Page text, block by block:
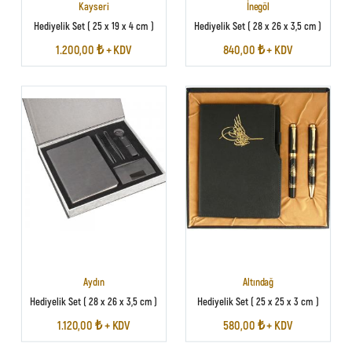
Kayseri
Hediyelik Set ( 25 x 19 x 4 cm )
1.200,00 ₺ + KDV
İnegöl
Hediyelik Set ( 28 x 26 x 3,5 cm )
840,00 ₺ + KDV
Aydın
Hediyelik Set ( 28 x 26 x 3,5 cm )
1.120,00 ₺ + KDV
Altındağ
Hediyelik Set ( 25 x 25 x 3 cm )
580,00 ₺ + KDV